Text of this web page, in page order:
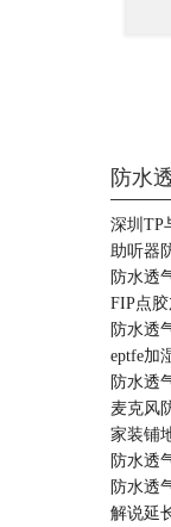
防水
深圳TP
助听器
防水透
FIP点
防水透
eptfe加
防水透
麦克风
家装铺
防水透
防水透
解说延